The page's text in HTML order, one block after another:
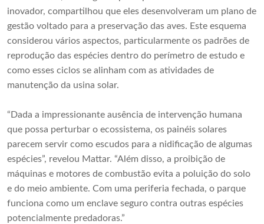
inovador, compartilhou que eles desenvolveram um plano de
gestão voltado para a preservação das aves. Este esquema
considerou vários aspectos, particularmente os padrões de
reprodução das espécies dentro do perímetro de estudo e
como esses ciclos se alinham com as atividades de
manutenção da usina solar.
“Dada a impressionante ausência de intervenção humana
que possa perturbar o ecossistema, os painéis solares
parecem servir como escudos para a nidificação de algumas
espécies”, revelou Mattar. “Além disso, a proibição de
máquinas e motores de combustão evita a poluição do solo
e do meio ambiente. Com uma periferia fechada, o parque
funciona como um enclave seguro contra outras espécies
potencialmente predadoras.”